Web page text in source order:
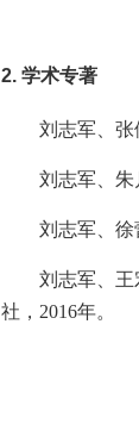
2. 学术专著
刘志军、张
刘志军、朱
刘志军、
刘志军、
社， 2016年。